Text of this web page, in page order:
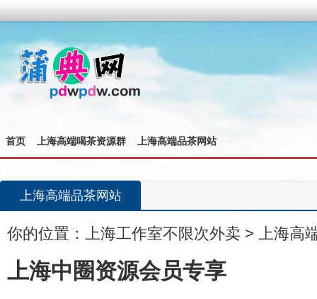
首页 上海高端喝茶资源群 上海高端品茶网站
上海高端品茶网站
你的位置： 上海工作室不限次外卖 > 上海高
上海中圈资源会员专享